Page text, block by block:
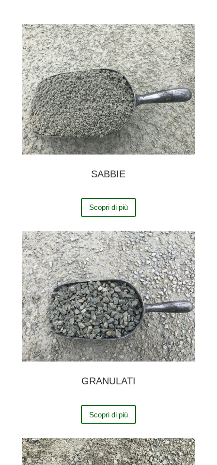
SABBIE
Scopri di più
GRANULATI
Scopri di più